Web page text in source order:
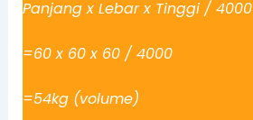
Panjang x Lebar x Tinggi / 4000
=60 x 60 x 60 / 4000
=54kg (volume)